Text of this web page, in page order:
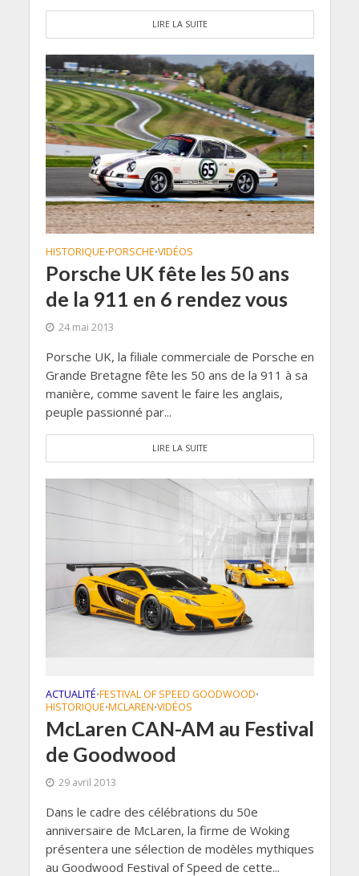
LIRE LA SUITE
HISTORIQUE•PORSCHE•VIDÉOS
Porsche UK fête les 50 ans
de la 911 en 6 rendez vous
24 mai 2013
Porsche UK, la filiale commerciale de Porsche en
Grande Bretagne fête les 50 ans de la 911 à sa
manière, comme savent le faire les anglais,
peuple passionné par...
LIRE LA SUITE
ACTUALITÉ•FESTIVAL OF SPEED GOODWOOD•
HISTORIQUE•MCLAREN•VIDÉOS
McLaren CAN-AM au Festival
de Goodwood
29 avril 2013
Dans le cadre des célébrations du 50e
anniversaire de McLaren, la firme de Woking
présentera une sélection de modèles mythiques
au Goodwood Festival of Speed ​​de cette...